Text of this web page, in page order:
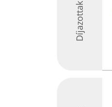
Díjazottak